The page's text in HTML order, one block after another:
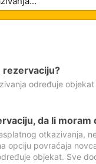
rezervaciju?
određuje
da li moram
otkazivanja,
opciju povraćaja
objekat. Sve